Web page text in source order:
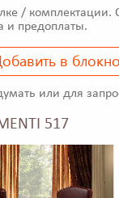
/
и предоплаты.
в
или для
517